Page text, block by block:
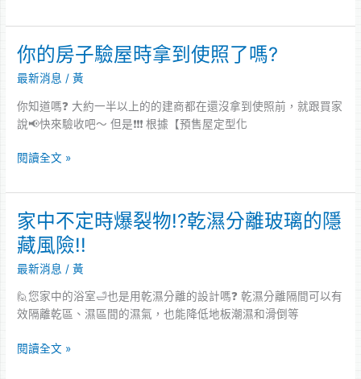
費
上
囉!
你的房子驗屋時拿到使照了嗎?
最新消息 /黃
你知道嗎❓ 大約一半以上的的建商都在還沒拿到使照前，就跟買家
說📢快來驗收吧～ 但是❗❗❗ 根據‍【預售屋定型化
你
房
子
驗
時
到
使
照
了
嗎?
閱讀全文 »
家中不定時爆裂物!?乾濕分離玻璃的隱
藏風險!!
最新消息 /黃
🙋您家中的浴室🛁也是用乾濕分離的設計嗎❓ 乾濕分離隔間可以有
效隔離乾區、濕區間的濕氣，也能降低地板潮濕和滑倒等
家
中
不
定
爆
裂
物!?
閱讀全文 »